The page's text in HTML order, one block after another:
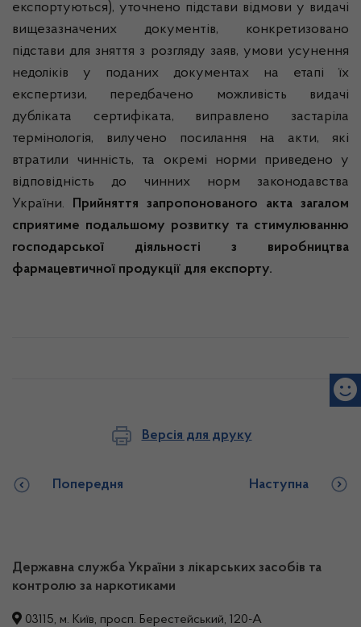
експортуються), уточнено підстави відмови у видачі
вищезазначених документів, конкретизовано
підстави для зняття з розгляду заяв, умови усунення
недоліків у поданих документах на етапі їх
експертизи, передбачено можливість видачі
дубліката сертифіката, виправлено застаріла
термінологія, вилучено посилання на акти, які
втратили чинність, та окремі норми приведено у
відповідність до чинних норм законодавства
України. Прийняття запропонованого акта загалом
сприятиме подальшому розвитку та стимулюванню
господарської діяльності з виробництва
фармацевтичної продукції для експорту.
Версія для друку
Попередня Наступна
Державна служба України з лікарських засобів та
контролю за наркотиками
03115, м. Київ, просп. Берестейський, 120-А